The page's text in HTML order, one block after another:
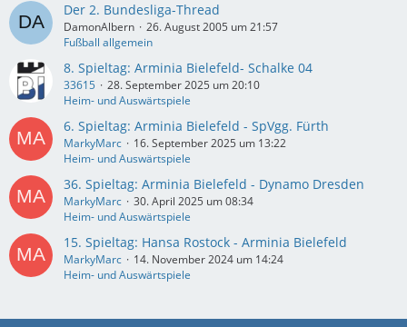
Der 2. Bundesliga-Thread
DamonAlbern
26. August 2005 um 21:57
Fußball allgemein
8. Spieltag: Arminia Bielefeld- Schalke 04
33615
28. September 2025 um 20:10
Heim- und Auswärtspiele
6. Spieltag: Arminia Bielefeld - SpVgg. Fürth
MarkyMarc
16. September 2025 um 13:22
Heim- und Auswärtspiele
36. Spieltag: Arminia Bielefeld - Dynamo Dresden
MarkyMarc
30. April 2025 um 08:34
Heim- und Auswärtspiele
15. Spieltag: Hansa Rostock - Arminia Bielefeld
MarkyMarc
14. November 2024 um 14:24
Heim- und Auswärtspiele